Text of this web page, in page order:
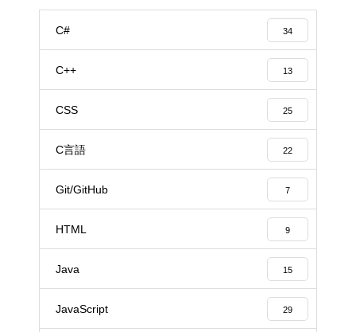
C# 34
C++ 13
CSS 25
C言語 22
Git/GitHub 7
HTML 9
Java 15
JavaScript 29